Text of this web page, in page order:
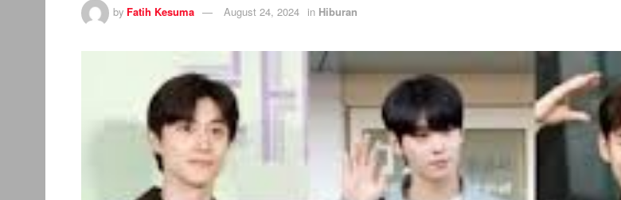
by Fatih Kesuma August 24, 2024 in Hiburan